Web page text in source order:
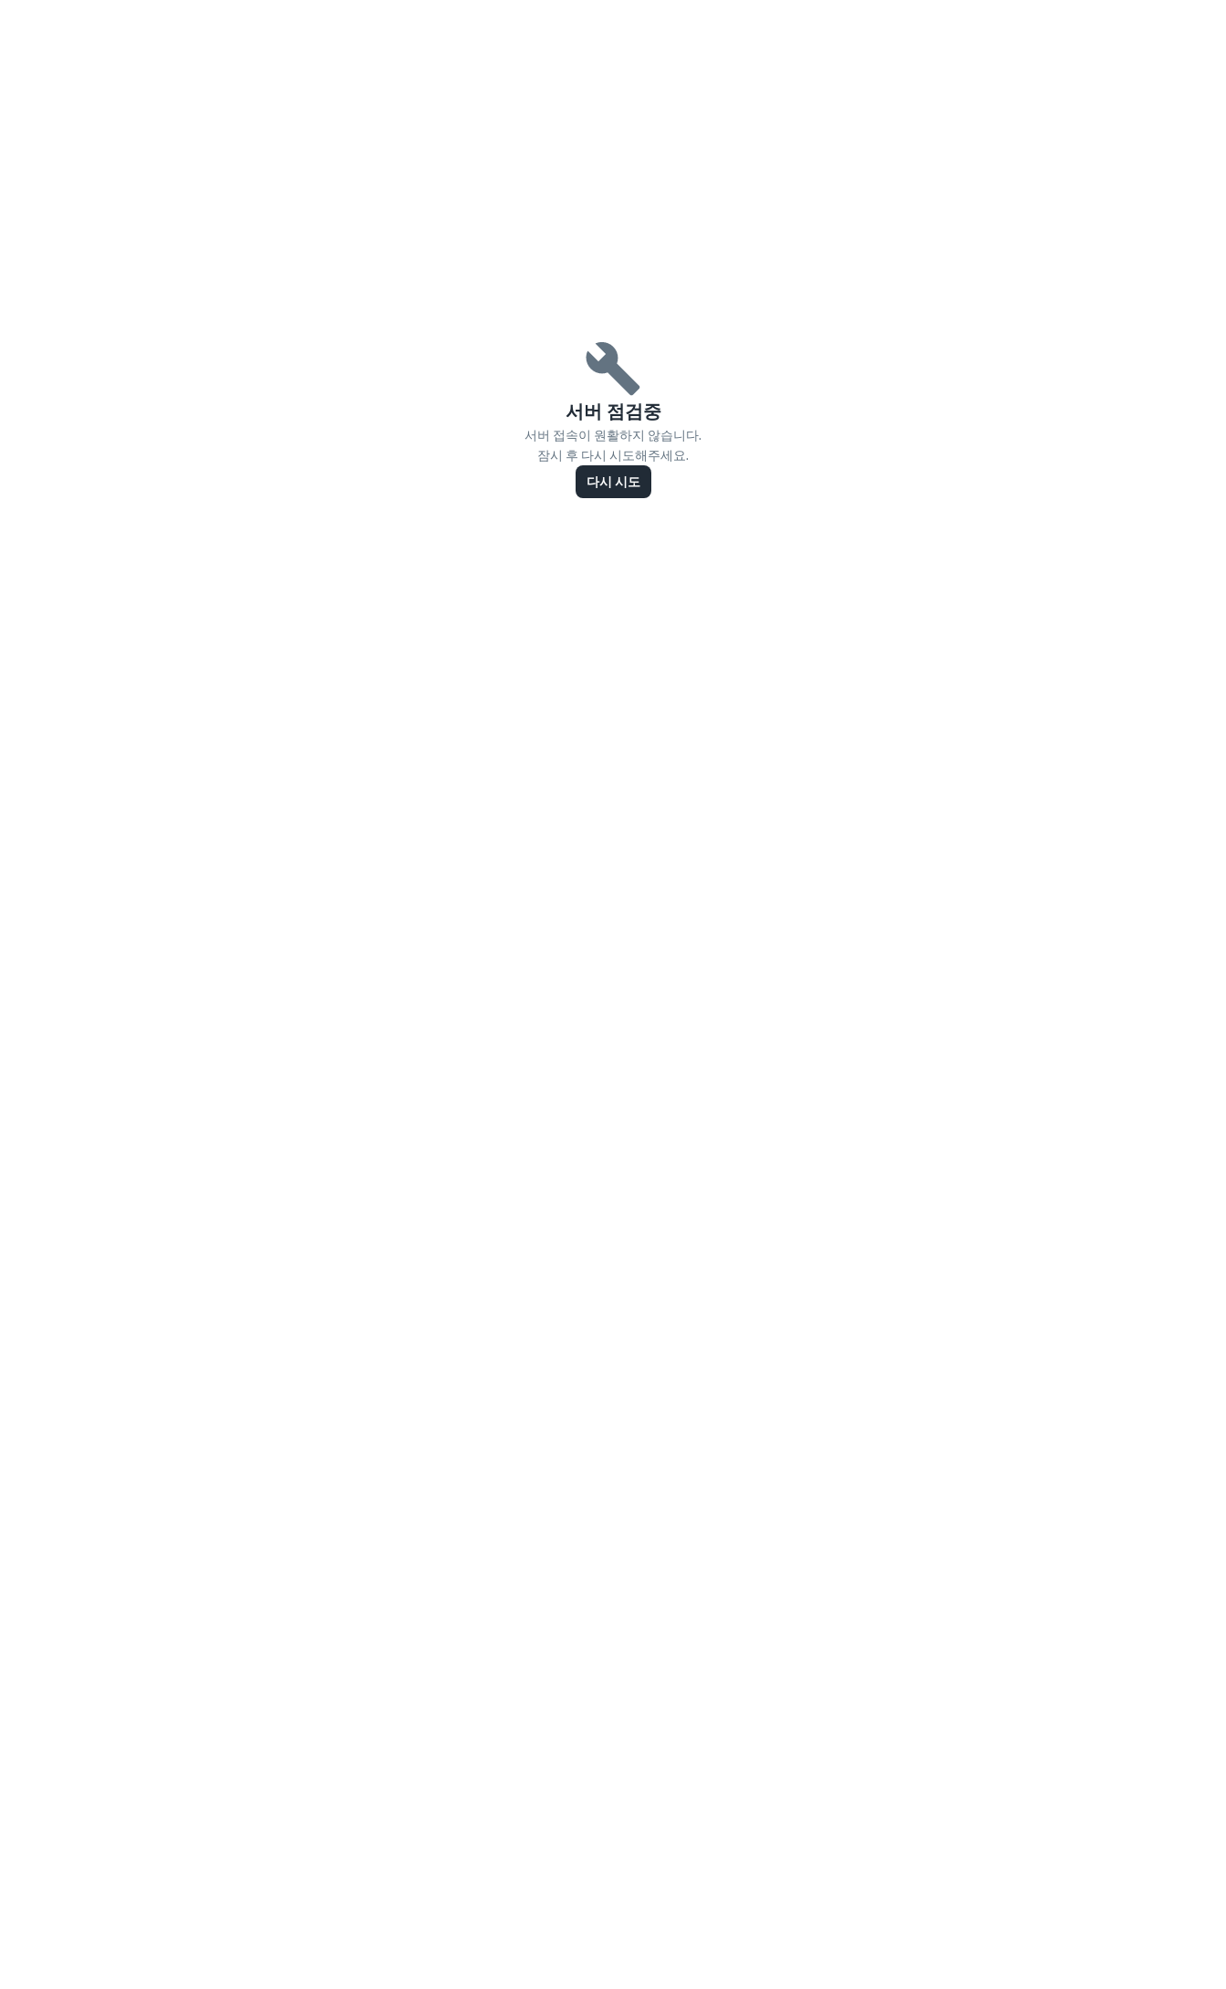
서버 점검중
서버 접속이 원활하지 않습니다.
잠시 후 다시 시도해주세요.
다시 시도